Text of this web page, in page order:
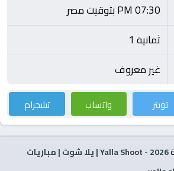
07:30 PM بتوقيت مصر
ثمانية 1
غير معروف
تويتر واتساب تيليجرام
2026
- Yalla Shoot | يلا شوت | مباريات